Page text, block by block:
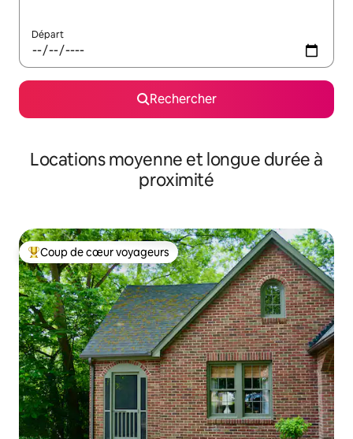
Départ
Rechercher
Locations moyenne et longue durée à
proximité
Coups de cœur voyageurs les plus appréciés
Coup de cœur voyageurs